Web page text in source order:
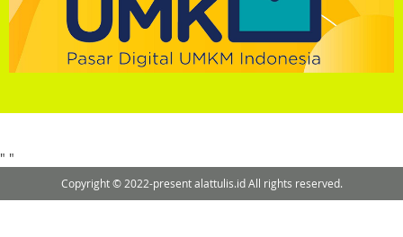
" "
Copyright © 2022-present alattulis.id All rights reserved.